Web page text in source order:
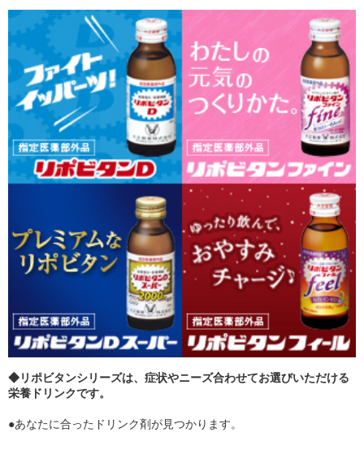
◆リポビタンシリーズは、症状やニーズ合わせてお選びいただける
栄養ドリンクです。
●あなたに合ったドリンク剤が見つかります。